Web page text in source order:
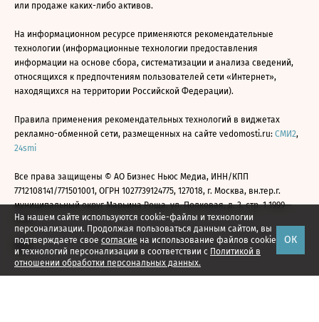
На нашем сайте используются cookie-файлы и технологии
персонализации. Продолжая пользоваться данным сайтом, вы
подтверждаете свое согласие на использование файлов cookie
и технологий персонализации в соответствии с Политикой в
отношении обработки персональных данных.
ОК
или продаже каких-либо активов.
На информационном ресурсе применяются рекомендательные
технологии (информационные технологии предоставления
информации на основе сбора, систематизации и анализа сведений,
относящихся к предпочтениям пользователей сети «Интернет»,
находящихся на территории Российской Федерации).
Правила применения рекомендательных технологий в виджетах
рекламно-обменной сети, размещенных на сайте vedomosti.ru: СМИ2,
24smi
Все права защищены © АО Бизнес Ньюс Медиа, ИНН/КПП
7712108141/771501001, ОГРН 1027739124775, 127018, г. Москва, вн.тер.г.
муниципальный округ Марьина Роща, ул. Полковая, д. 3, стр. 1 1999—
2026